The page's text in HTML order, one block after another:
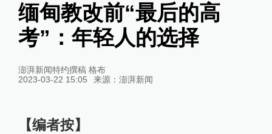
缅甸教改前“最后的高
考”：年轻人的选择
澎湃新闻特约撰稿 格布
2023-03-22 15:05
来源： 澎湃新闻
【编者按】